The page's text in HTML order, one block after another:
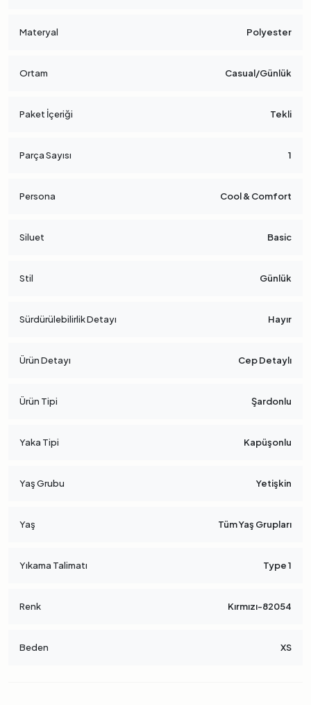
Materyal Polyester
Ortam Casual/Günlük
Paket İçeriği Tekli
Parça Sayısı 1
Persona Cool & Comfort
Siluet Basic
Stil Günlük
Sürdürülebilirlik Detayı Hayır
Ürün Detayı Cep Detaylı
Ürün Tipi Şardonlu
Yaka Tipi Kapüşonlu
Yaş Grubu Yetişkin
Yaş Tüm Yaş Grupları
Yıkama Talimatı Type 1
Renk Kırmızı-82054
Beden XS